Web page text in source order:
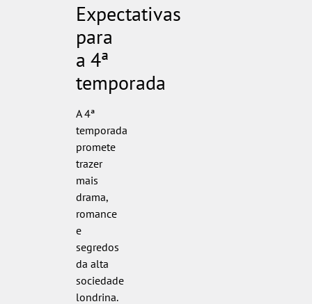
Expectativas
para
a 4ª
temporada
A 4ª
temporada
promete
trazer
mais
drama,
romance
e
segredos
da alta
sociedade
londrina.